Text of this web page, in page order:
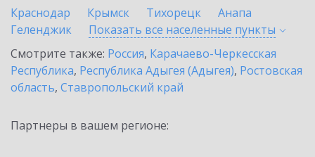
Краснодар
Крымск Тихорецк
Анапа
Геленджик
Показать все населенные пункты
Смотрите также: Россия, Карачаево-Черкесская
Республика, Республика Адыгея (Адыгея), Ростовская
область, Ставропольский край
Партнеры в вашем регионе: